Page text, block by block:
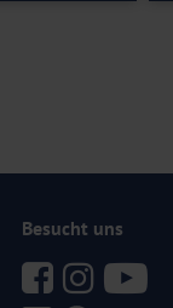
Besucht uns